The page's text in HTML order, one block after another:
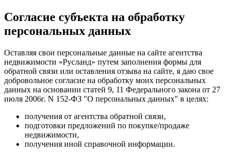
Согласие субъекта на обработку
персональных данных
Оставляя свои персональные данные на сайте агентства
недвижимости «Русланд» путем заполнения формы для
обратной связи или оставления отзыва на сайте, я даю свое
добровольное согласие на обработку моих персональных
данных на основании статей 9, 11 Федерального закона от 27
июля 2006г. N 152-ФЗ "О персональных данных" в целях:
получения от агентства обратной связи,
подготовки предложений по покупке/продаже
недвижимости,
получения иной справочной информации.